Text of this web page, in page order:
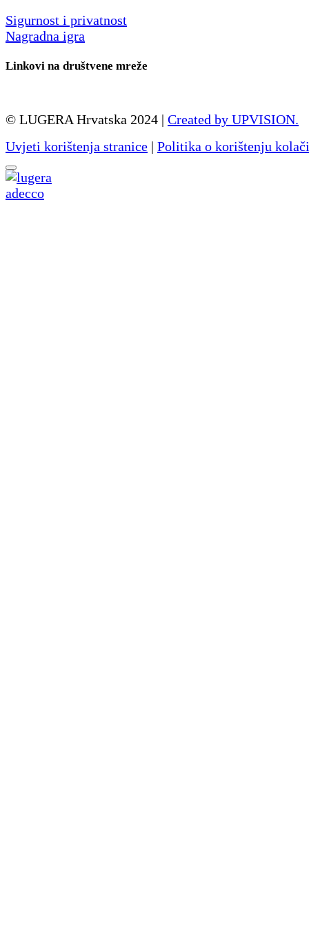
Sigurnost i privatnost
Nagradna igra
Linkovi na društvene mreže
© LUGERA Hrvatska 2024 | Created by UPVISION.
Uvjeti korištenja stranice | Politika o korištenju